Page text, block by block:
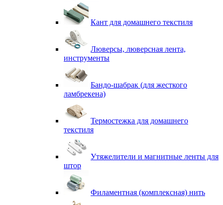
Кант для домашнего текстиля
Люверсы, люверсная лента,
инструменты
Бандо-шабрак (для жесткого
ламбрекена)
Термостежка для домашнего
текстиля
Утяжелители и магнитные ленты для
штор
Филаментная (комплексная) нить